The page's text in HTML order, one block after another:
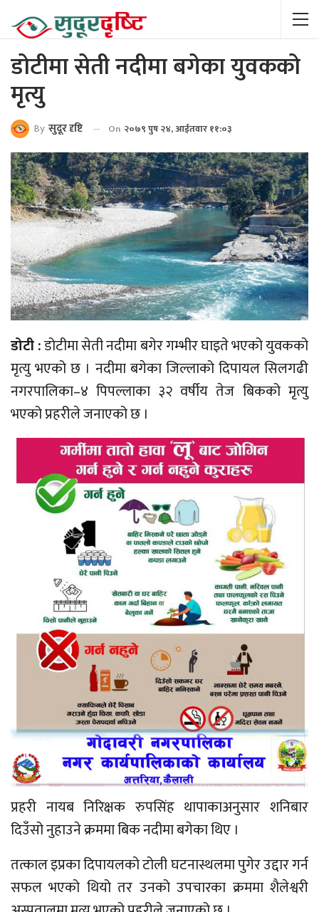
डोटीमा सेती नदीमा बगेका युवकको
मृत्यु
By सुदूर दृष्टि On २०७९ पुष २४, आईतवार ११:०३
डोटी :डोटीमा सेती नदीमा बगेर गम्भीर घाइते भएको युवकको
मृत्यु भएको छ । नदीमा बगेका जिल्लाको दिपायल सिलगढी
नगरपालिका–४ पिपल्लाका ३२ वर्षीय तेज बिकको मृत्यु
भएको प्रहरीले जनाएको छ ।
प्रहरी नायब निरिक्षक रुपसिंह थापाकाअनुसार शनिबार
दिउँसो नुहाउने क्रममा बिक नदीमा बगेका थिए ।
तत्काल इप्रका दिपायलको टोली घटनास्थलमा पुगेर उद्दार गर्न
सफल भएको थियो तर उनको उपचारका क्रममा शैलेश्वरी